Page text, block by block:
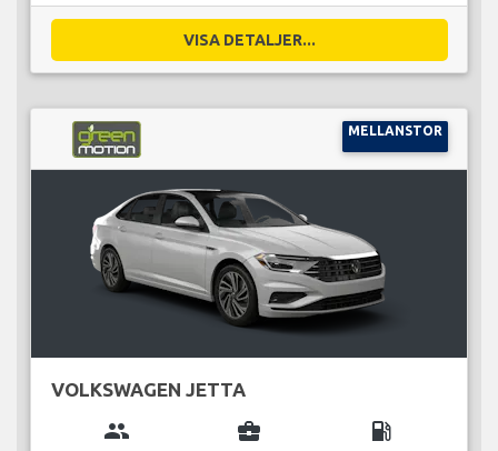
VISA DETALJER...
MELLANSTOR
VOLKSWAGEN JETTA
group business_center local_gas_station